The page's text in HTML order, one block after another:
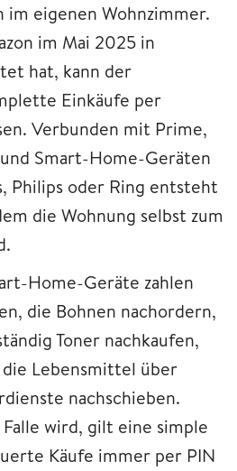
im eigenen Wohnzimmer.
im Mai 2025 in
hat, kann der
Einkäufe per
Verbunden mit Prime,
Smart-Home-Geräten
Philips oder Ring entsteht
die Wohnung selbst zum
Home-Geräte zahlen
die Bohnen nachordern,
Toner nachkaufen,
Lebensmittel über
nachschieben.
wird, gilt eine simple
Käufe immer per PIN